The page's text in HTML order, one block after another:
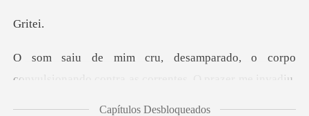
it
rpo
convulsionando contra as correntes.
Capítulos Desbloqueados